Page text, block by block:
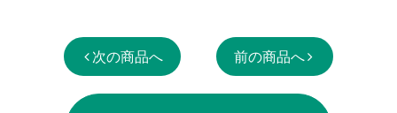
次の商品へ 前の商品へ